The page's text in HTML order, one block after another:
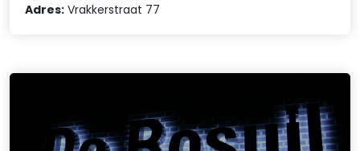
Adres: Vrakkerstraat 77